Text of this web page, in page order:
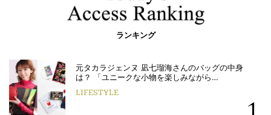
ランキング
元タカラジェンヌ 凪七瑠海さんのバッグの中身
は？ 「ユニークな小物を楽しみながら…
LIFESTYLE